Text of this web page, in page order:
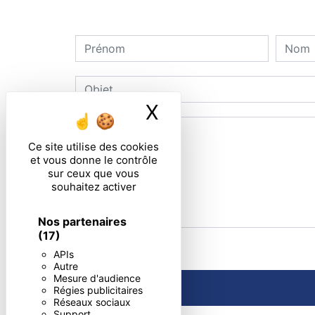
Ce site utilise des cookies
et vous donne le contrôle
sur ceux que vous
souhaitez activer
Nos partenaires
(17)
APIs
Autre
Mesure d'audience
Régies publicitaires
Réseaux sociaux
X Masquer le